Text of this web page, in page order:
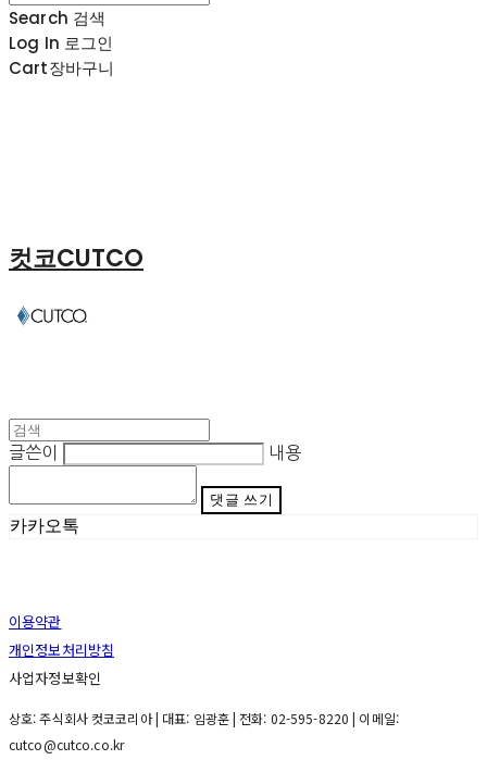
Search 검색
Log In 로그인
Cart장바구니
컷코CUTCO
글쓴이 내용
댓글 쓰기
카카오톡
이용약관
개인정보처리방침
사업자정보확인
상호: 주식회사 컷코코리아 | 대표: 임광훈 | 전화: 02-595-8220 | 이메일:
cutco@cutco.co.kr